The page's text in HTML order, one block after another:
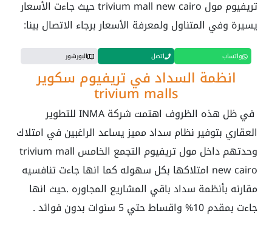
تريفيوم مول trivium mall new cairoحيث جاءت الأسعار
يسيرة وفي المتناول ولمعرفة الأسعار برجاء الاتصال بينا:
واتساب اتصل البورشور
انظمة السداد في تريفيوم سكوير
trivium malls
في ظل هذه الظروف اهتمت شركة INMA للتطوير
العقاري بتوفير نظام سداد مميز يساعد الراغبين في امتلاك
وحدتهم داخل مول تريفيوم التجمع الخامس trivium mall
new cairo امتلاكها بكل سهوله كما انها جاءت تنافسيه
مقارنه بأنظمة سداد باقي المشاريع المجاوره .حيث انها
جاءت بمقدم 10% واقساط حتي 5 سنوات بدون فوائد .